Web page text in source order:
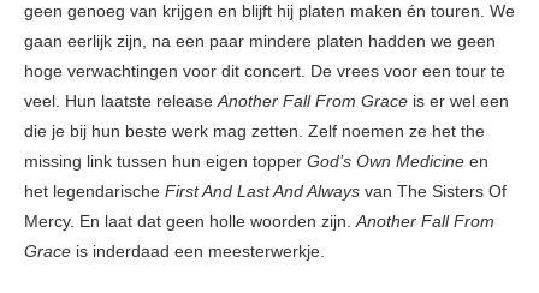
geen genoeg van krijgen en blijft hij platen maken én touren. We
gaan eerlijk zijn, na een paar mindere platen hadden we geen
hoge verwachtingen voor dit concert. De vrees voor een tour te
veel. Hun laatste releaseAnother Fall From Grace is er wel een
die je bij hun beste werk mag zetten. Zelf noemen ze het the
missing link tussen hun eigen topper God’s Own Medicine en
het legendarische First And Last And Always van The Sisters Of
Mercy. En laat dat geen holle woorden zijn.Another Fall From
Grace is inderdaad een meesterwerkje.